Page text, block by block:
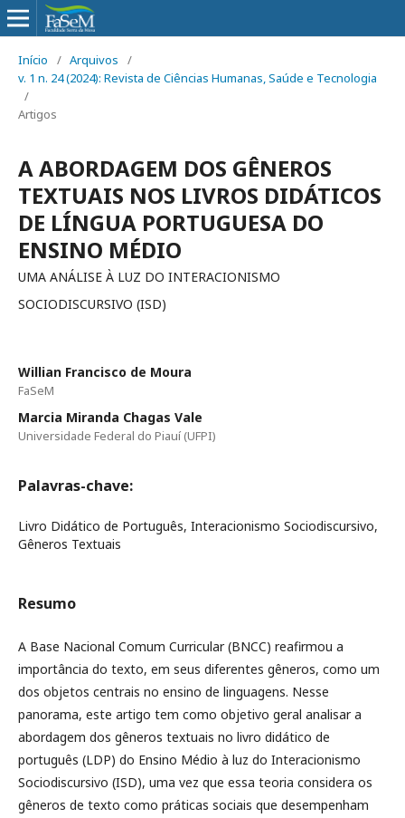
Início / Arquivos
/
v. 1 n. 24 (2024): Revista de Ciências Humanas, Saúde e Tecnologia
/
Artigos
A ABORDAGEM DOS GÊNEROS
TEXTUAIS NOS LIVROS DIDÁTICOS
DE LÍNGUA PORTUGUESA DO
ENSINO MÉDIO
UMA ANÁLISE À LUZ DO INTERACIONISMO
SOCIODISCURSIVO (ISD)
Willian Francisco de Moura
FaSeM
Marcia Miranda Chagas Vale
Universidade Federal do Piauí (UFPI)
Palavras-chave:
Livro Didático de Português, Interacionismo Sociodiscursivo,
Gêneros Textuais
Resumo
A Base Nacional Comum Curricular (BNCC) reafirmou a
importância do texto, em seus diferentes gêneros, como um
dos objetos centrais no ensino de linguagens. Nesse
panorama, este artigo tem como objetivo geral analisar a
abordagem dos gêneros textuais no livro didático de
português (LDP) do Ensino Médio à luz do Interacionismo
Sociodiscursivo (ISD), uma vez que essa teoria considera os
gêneros de texto como práticas sociais que desempenham